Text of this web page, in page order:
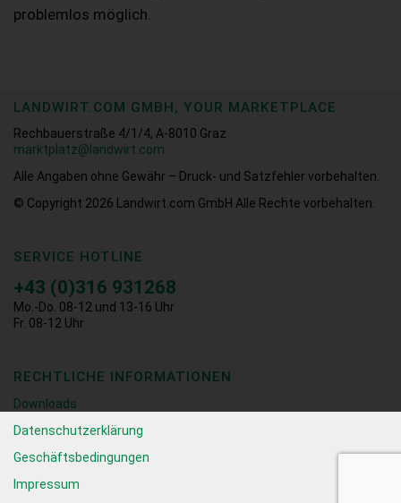
problemlos möglich.
LANDWIRT.COM GMBH, YOUR MARKETPLACE
Rechbauerstraße 4/1/4, A-8010 Graz
marktplatz@landwirt.com
Alle Angaben ohne Gewähr – Druck- und Satzfehler vorbehalten.
© Copyright 2026 Landwirt.com GmbH Alle Rechte vorbehalten.
SERVICE HOTLINE
+43 (0)316 931268
Mo.-Do. 08-12 und 13-16 Uhr
Fr. 08-12 Uhr
RECHTLICHE INFORMATIONEN
Downloads
Datenschutzerklärung
Geschäftsbedingungen
Impressum